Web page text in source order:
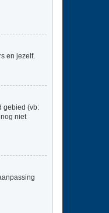
en jezelf.
gebied (vb:
niet